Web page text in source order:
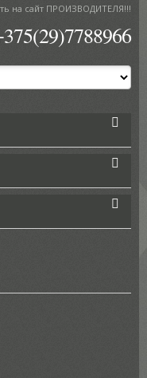
на сайт ПРОИЗВОДИТЕЛЯ!!!